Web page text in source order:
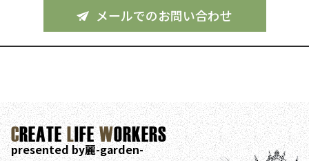
メールでのお問い合わせ
CREATELIFEWORKERS
presented by麗-garden-